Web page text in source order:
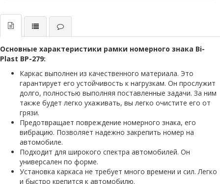
Основные характеристики рамки номерного знака Bi-
Plast BP-279:
Каркас выполнен из качественного материала. Это
гарантирует его устойчивость к нагрузкам. Он прослужит
долго, полностью выполняя поставленные задачи. За ним
также будет легко ухаживать, вы легко очистите его от
грязи.
Предотвращает повреждение номерного знака, его
вибрацию. Позволяет надежно закрепить номер на
автомобиле.
Подходит для широкого спектра автомобилей. Он
универсален по форме.
Установка каркаса не требует много времени и сил. Легко
и быстро крепится к автомобилю.